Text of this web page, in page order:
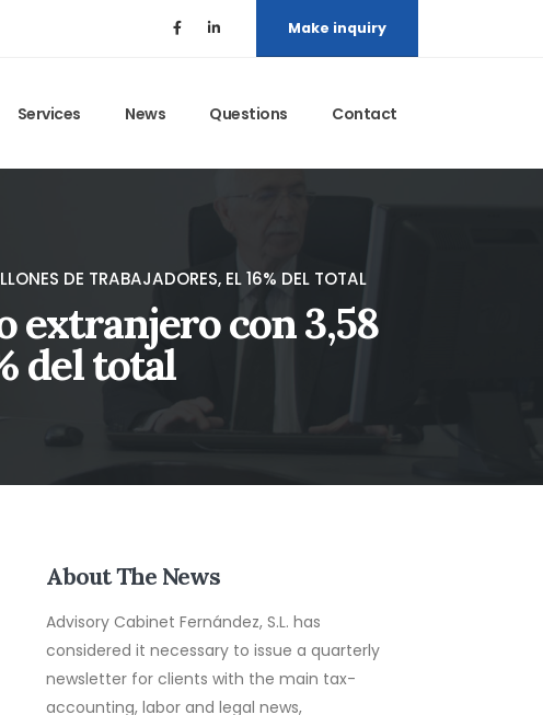
Make inquiry
Services News Questions Contact
DE TRABAJADORES, EL 16% DEL TOTAL
extranjero con 3,58
del total
About The News
Advisory Cabinet Fernández, S.L. has
considered it necessary to issue a quarterly
newsletter for clients with the main tax-
accounting, labor and legal news,